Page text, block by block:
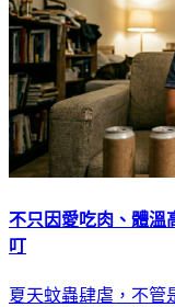
不只因愛吃肉、體溫
叮
夏天蚊蟲肆虐，不管